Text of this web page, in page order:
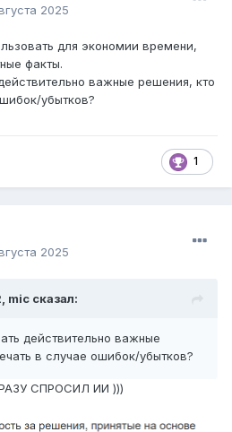
2025
для экономии времени,
факты.
важные решения, кто
убытков?
1
2025
mic сказал:
действительно важные
в случае ошибок/убытков?
СПРОСИЛ ИИ )))